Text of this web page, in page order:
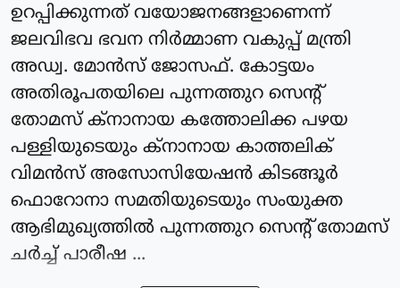
ഉറപ്പിക്കുന്നത് വയോജനങ്ങളാണെന്ന്
ജലവിഭവ ഭവന നിര്‍മ്മാണ വകുപ്പ് മന്ത്രി
അഡ്വ. മോന്‍സ് ജോസഫ്. കോട്ടയം
അതിരൂപതയിലെ പുന്നത്തുറ സെന്റ്
തോമസ് ക്‌നാനായ കത്തോലിക്ക പഴയ
പള്ളിയുടെയും ക്‌നാനായ കാത്തലിക്
വിമന്‍സ് അസോസിയേഷന്‍ കിടങ്ങൂര്‍
ഫൊറോനാ സമതിയുടെയും സംയുക്ത
ആഭിമുഖ്യത്തില്‍ പുന്നത്തുറ സെന്റ് തോമസ്
ചര്‍ച്ച് പാരീഷ ...